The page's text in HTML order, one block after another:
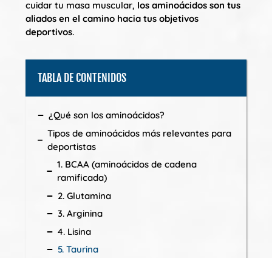
cuidar tu masa muscular, los aminoácidos son tus
aliados en el camino hacia tus objetivos
deportivos.
TABLA DE CONTENIDOS
¿Qué son los aminoácidos?
Tipos de aminoácidos más relevantes para
deportistas
1. BCAA (aminoácidos de cadena
ramificada)
2. Glutamina
3. Arginina
4. Lisina
5. Taurina